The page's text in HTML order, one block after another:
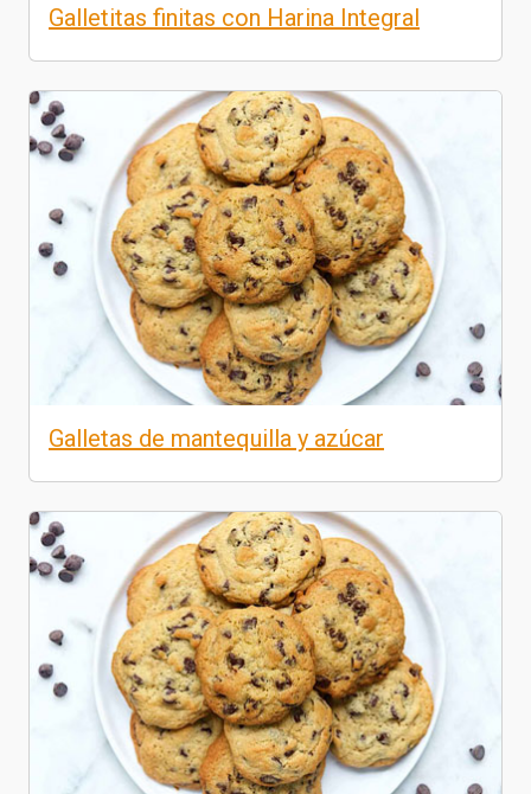
Galletitas finitas con Harina Integral
Galletas de mantequilla y azúcar